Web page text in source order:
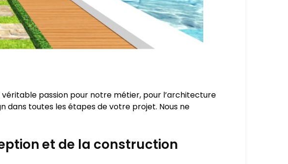
passion pour notre métier, pour l’architecture
dans toutes les étapes de votre projet. Nous ne
et de la construction